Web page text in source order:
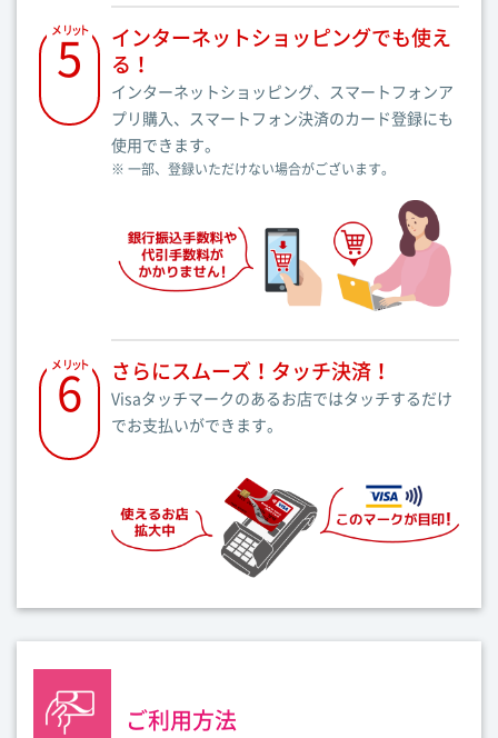
メ リット
5
インターネットショッピングでも使え
る！
インターネットショッピング、スマートフォンア
プリ購入、スマートフォン決済のカード登録にも
使用できます。
※ 一部、登録いただけない場合がございます。
メ リット
6 さらにスムーズ！タッチ決済！
Visaタッチマークのあるお店ではタッチするだけ
でお支払いができます。
ご利用方法